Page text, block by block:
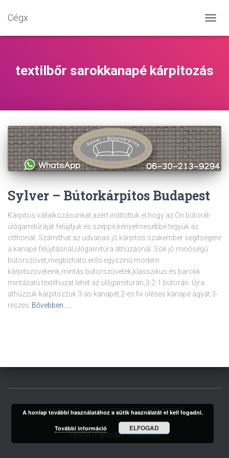
Cégx
BE-/
textilbőr sarokkanapé kárpitozás
Sylver – Bútorkárpitos Budapest
Kárpitos vállalkozásunkat azért indítottuk el,hogy az Ön bútorát-
ülőgarnitúráját felújítjuk és széppé,kényelmesebbé tegyük az
otthonát. Számíthat az udvarias jó kárpitos szakember segítségére
a kanapé felújításnál,ülőgarnitúra áthúzásnál. Sok jó minőségű
bútorszövet,megbízható erős egyszínű modern
kárpitszöveteink,mintás bútorszövetek,klasszikus és barokk
mintázatú textilhuzat lehet az ülőgarnitúrán,3-2-1 bútorán. Újra
áthúzzuk-kárpitozzuk 3-as kanapét,2-es fix üléses kanapé ágyát,3-
részes Bővebben……
KAPCSOLAT ADATKEZELÉSI TÁJÉKOZTATÓ
Hestia | Fejlesztő:ThemeIsle
A honlap további használatához a sütik használatát el kell fogadni.
További információ ELFOGAD